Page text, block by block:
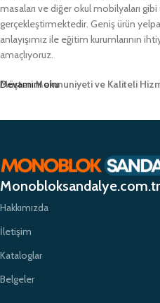
masaları ve diğer okul mobilyaları gibi
gerçekleştirmektedir. Geniş ürün
anlayışımız ile eğitim kurumlarının
amaçlıyoruz.
Müşteri Memnuniyeti ve Kaliteli
zamanında teslimat garantimizle
etkili çözümler sunarak sektörde öncü
amaçlıyoruz.
Devamını oku
Monobloksandalye.com.tr
Hakkımızda
İletişim
Kataloglar
Belgeler